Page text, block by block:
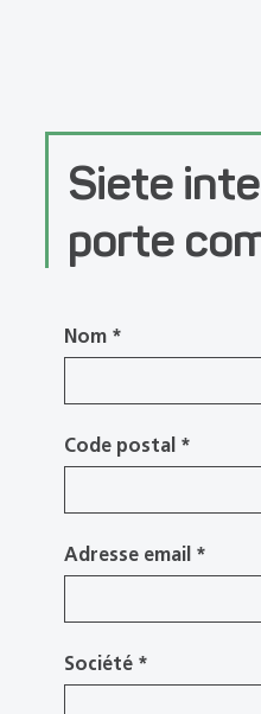
Siete
porte
Nom *
Code postal *
Adresse email *
Société *